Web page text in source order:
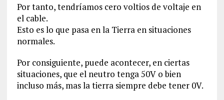
Por tanto, tendríamos cero voltios de voltaje en
el cable.
Esto es lo que pasa en la Tierra en situaciones
normales.
Por consiguiente, puede acontecer, en ciertas
situaciones, que el neutro tenga 50V o bien
incluso más, mas la tierra siempre debe tener 0V.